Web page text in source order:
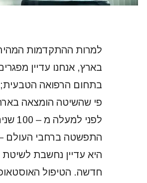
למרות ההתקדמות
בארץ, אנחנו עדיין
בתחום הרפואה
פי שהשיטה הומצאה
לפני
התפשטה ברחבי העולם
היא עדיין נחשבת לשיטת
חדשה. הטיפול